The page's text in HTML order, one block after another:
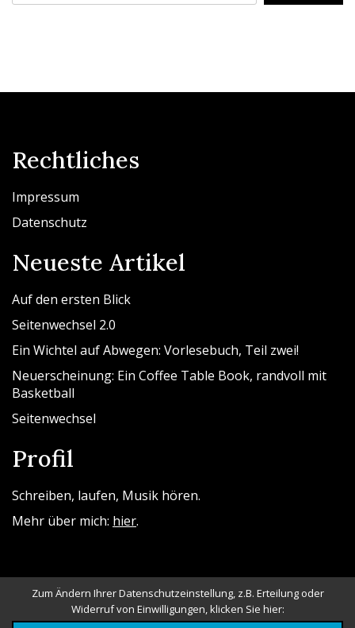
Rechtliches
Impressum
Datenschutz
Neueste Artikel
Auf den ersten Blick
Seitenwechsel 2.0
Ein Wichtel auf Abwegen: Vorlesebuch, Teil zwei!
Neuerscheinung: Ein Coffee Table Book, randvoll mit
Basketball
Seitenwechsel
Profil
Schreiben, laufen, Musik hören.
Mehr über mich: hier.
Zum Ändern Ihrer Datenschutzeinstellung, z.B. Erteilung oder
Widerruf von Einwilligungen, klicken Sie hier: